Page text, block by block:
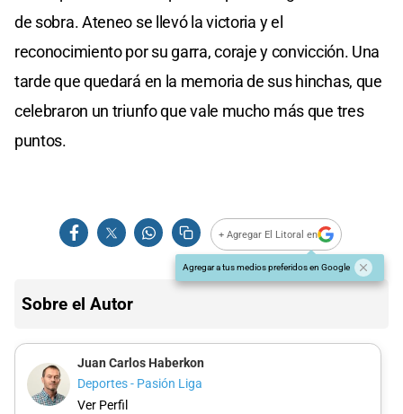
de sobra. Ateneo se llevó la victoria y el
reconocimiento por su garra, coraje y convicción. Una
tarde que quedará en la memoria de sus hinchas, que
celebraron un triunfo que vale mucho más que tres
puntos.
+ Agregar El Litoral en
Agregar a tus medios preferidos en Google
Sobre el Autor
Juan Carlos Haberkon
Deportes - Pasión Liga
Ver Perfil